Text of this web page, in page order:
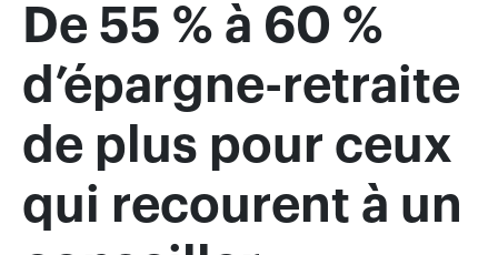
De 55 % à 60 %
d’épargne-retraite
de plus pour ceux
qui recourent à un